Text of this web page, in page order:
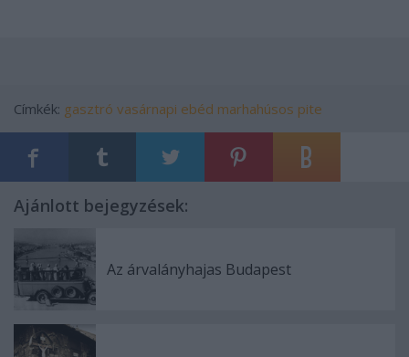
Címkék: gasztró vasárnapi ebéd marhahúsos pite
Ajánlott bejegyzések:
Az árvalányhajas Budapest